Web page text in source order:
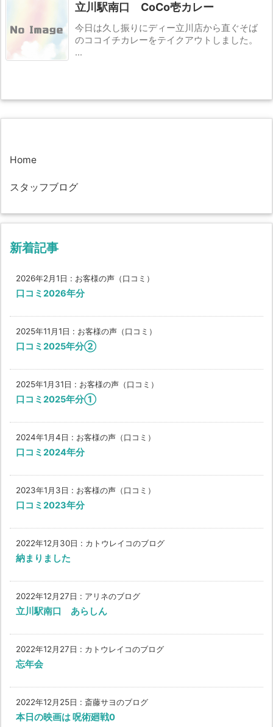
立川駅南口 CoCo壱カレー
今日は久し振りにディー立川店から直ぐそば
のココイチカレーをテイクアウトしました。
...
Home
スタッフブログ
新着記事
2026年2月1日 : お客様の声（口コミ）
口コミ2026年分
2025年11月1日 : お客様の声（口コミ）
口コミ2025年分②
2025年1月31日 : お客様の声（口コミ）
口コミ2025年分①
2024年1月4日 : お客様の声（口コミ）
口コミ2024年分
2023年1月3日 : お客様の声（口コミ）
口コミ2023年分
2022年12月30日 : カトウレイコのブログ
納まりました
2022年12月27日 : アリネのブログ
立川駅南口 あらしん
2022年12月27日 : カトウレイコのブログ
忘年会
2022年12月25日 : 斎藤サヨのブログ
本日の映画は 呪術廻戦0